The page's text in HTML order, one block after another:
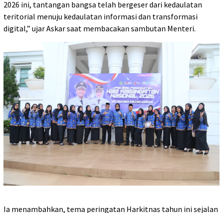
2026 ini, tantangan bangsa telah bergeser dari kedaulatan
teritorial menuju kedaulatan informasi dan transformasi
digital,” ujar Askar saat membacakan sambutan Menteri.
Ia menambahkan, tema peringatan Harkitnas tahun ini sejalan